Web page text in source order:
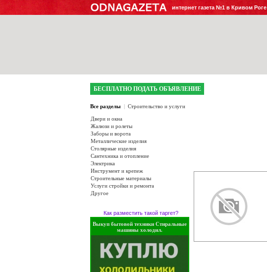
интернет газета №1 в Кривом Роге
БЕСПЛАТНО ПОДАТЬ ОБЪЯВЛЕНИЕ
Все разделы | Строительство и услуги
Двери и окна
Жалюзи и ролеты
Заборы и ворота
Металлические изделия
Столярные изделия
Сантехника и отопление
Электрика
Инструмент и крепеж
Строительные материалы
Услуги стройки и ремонта
Другое
Как разместить такой таргет?
Выкуп бытовой техники Стиральные
машины холодил.